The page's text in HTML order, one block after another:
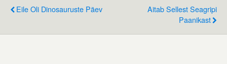
Eile Oli Dinosauruste Päev
Aitab Sellest Seagripi
Paanikast